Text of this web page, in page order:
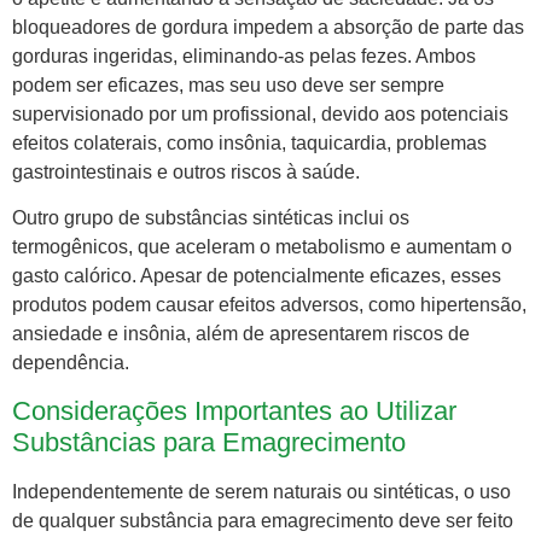
bloqueadores de gordura impedem a absorção de parte das
gorduras ingeridas, eliminando-as pelas fezes. Ambos
podem ser eficazes, mas seu uso deve ser sempre
supervisionado por um profissional, devido aos potenciais
efeitos colaterais, como insônia, taquicardia, problemas
gastrointestinais e outros riscos à saúde.
Outro grupo de substâncias sintéticas inclui os
termogênicos, que aceleram o metabolismo e aumentam o
gasto calórico. Apesar de potencialmente eficazes, esses
produtos podem causar efeitos adversos, como hipertensão,
ansiedade e insônia, além de apresentarem riscos de
dependência.
Considerações Importantes ao Utilizar
Substâncias para Emagrecimento
Independentemente de serem naturais ou sintéticas, o uso
de qualquer substância para emagrecimento deve ser feito